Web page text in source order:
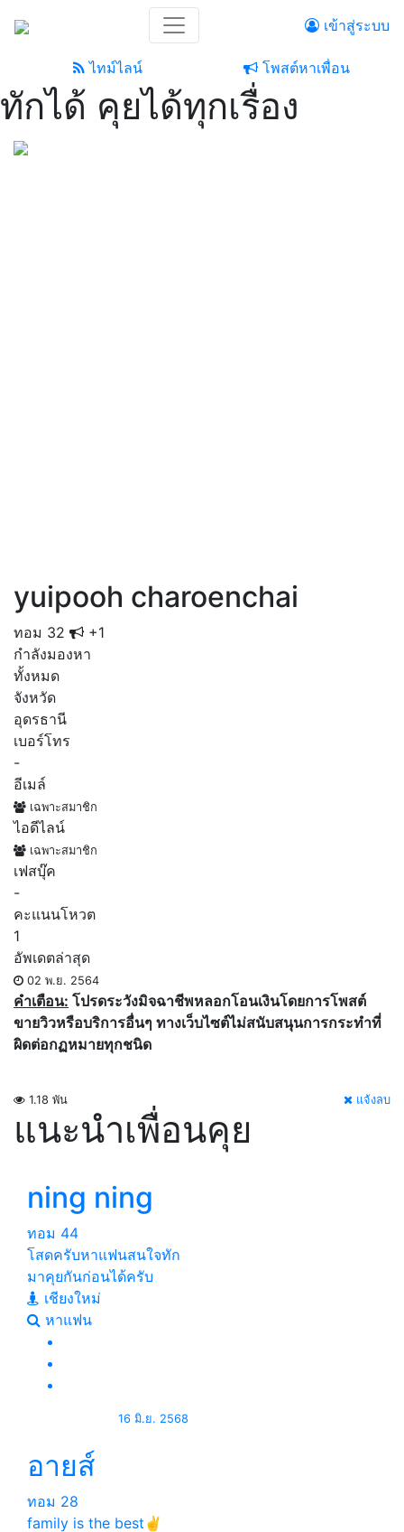
เข้าสู่ระบบ
ไทม์ไลน์ โพสต์หาเพื่อน
ทักได้ คุยได้ทุกเรื่อง
yuipooh charoenchai
ทอม 32
+1
กำลังมองหา
ทั้งหมด
จังหวัด
อุดรธานี
เบอร์โทร
-
อีเมล์
เฉพาะสมาชิก
ไอดีไลน์
เฉพาะสมาชิก
เฟสบุ๊ค
-
คะแนนโหวต
1
อัพเดตล่าสุด
02 พ.ย. 2564
คำเตือน: โปรดระวังมิจฉาชีพหลอกโอนเงินโดยการโพสต์
ขายวิวหรือบริการอื่นๆ ทางเว็บไซต์ไม่สนับสนุนการกระทำที่
ผิดต่อกฏหมายทุกชนิด
1.18 พัน แจ้งลบ
แนะนำเพื่อนคุย
ning ning
ทอม 44
โสดครับหาแฟนสนใจทัก
มาคุยกันก่อนได้ครับ
เชียงใหม่
หาแฟน
16 มิ.ย. 2568
อายส์
ทอม 28
family is the best✌